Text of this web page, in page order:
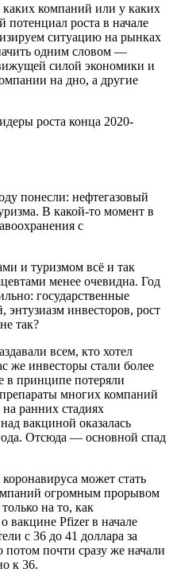
компаний или у каких
роста в начале
ситуацию на рынках
одним словом —
силой экономики и
на дно, а другие
роста конца 2020-
понесли: нефтегазовый
В какой-то момент в
с
и туризмом всё и так
менее очевидна. Год
государственные
энтузиазм инвесторов, рост
так?
всем, кто хотел
же инвесторы стали более
в принципе потеряли
многих компаний
ранних стадиях
вакциной оказалась
Отсюда — основной спад
может стать
огромным прорывом
на то, как
вакцине Pfizer в начале
c 36 до 41 доллара за
почти сразу же начали
к 36.